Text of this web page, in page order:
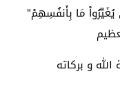
يُغَيِّرُواْ مَا بِأَنفُسِهِمْ"
و بركاته